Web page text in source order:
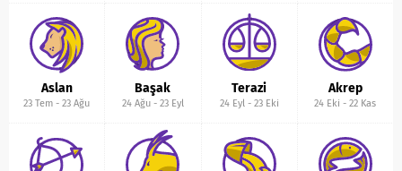
Aslan
23 Tem -23 Ağu
Başak
24 Ağu- 23 Eyl
Terazi
24 Eyl- 23 Eki
Akrep
24 Eki -22 Kas